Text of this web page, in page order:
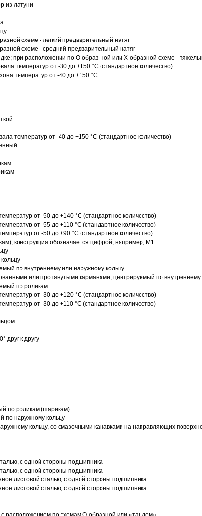
из латуни
схеме - легкий предварительный натяг
схеме - средний предварительный натяг
при расположении по О-образ-ной или Х-образной схеме -
температур от -30 до +150 °C (стандартное количество)
температур от -40 до +150 °C
температур от -40 до +150 °C (стандартное количество)
от -50 до +140 °C (стандартное количество)
от -55 до +110 °C (стандартное количество)
от -50 до +90 °C (стандартное количество)
конструкция обозначается цифрой, например, M1
по внутреннему или наружному кольцу
или протянутыми карманами, центрируемый по внутреннему
по роликам
от -30 до +120 °C (стандартное количество)
от -30 до +110 °C (стандартное количество)
друг к другу
по роликам (шарикам)
по наружному кольцу
кольцу, со смазочными канавками на направляющих
с одной стороны подшипника
с одной стороны подшипника
листовой сталью, с одной стороны подшипника
листовой сталью, с одной стороны подшипника
расположением по схемам О-образной или «тандем»